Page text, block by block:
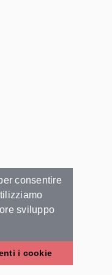
consentire
sviluppo
i cookie